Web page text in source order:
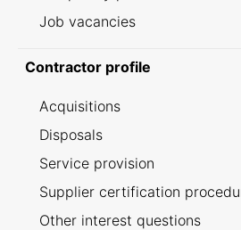
Job vacancies
Contractor profile
Acquisitions
Disposals
Service provision
Supplier certification
Other interest questions